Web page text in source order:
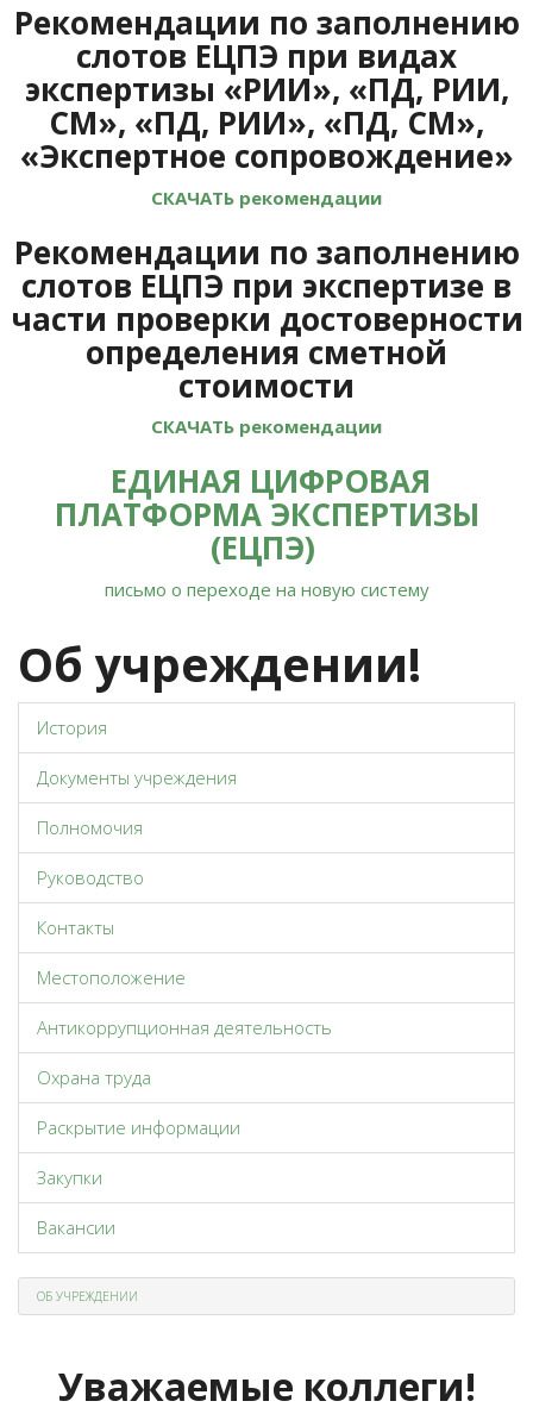
Рекомендации по заполнению
слотов ЕЦПЭ при видах
экспертизы «РИИ», «ПД, РИИ,
СМ», «ПД, РИИ», «ПД, СМ»,
«Экспертное сопровождение»
СКАЧАТЬ рекомендации
Рекомендации по заполнению
слотов ЕЦПЭ при экспертизе в
части проверки достоверности
определения сметной
стоимости
СКАЧАТЬ рекомендации
ЕДИНАЯ ЦИФРОВАЯ
ПЛАТФОРМА ЭКСПЕРТИЗЫ
(ЕЦПЭ)
письмо о переходе на новую систему
Об учреждении!
История
Документы учреждения
Полномочия
Руководство
Контакты
Местоположение
Антикоррупционная деятельность
Охрана труда
Раскрытие информации
Закупки
Вакансии
ОБ УЧРЕЖДЕНИИ
Уважаемые коллеги!